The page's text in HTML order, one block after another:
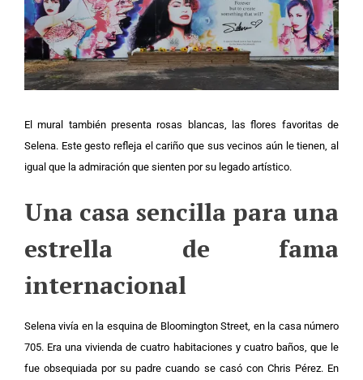
El mural también presenta rosas blancas, las flores favoritas de
Selena. Este gesto refleja el cariño que sus vecinos aún le tienen, al
igual que la admiración que sienten por su legado artístico.
Una casa sencilla para una
estrella de fama
internacional
Selena vivía en la esquina de Bloomington Street, en la casa número
705. Era una vivienda de cuatro habitaciones y cuatro baños, que le
fue obsequiada por su padre cuando se casó con Chris Pérez. En